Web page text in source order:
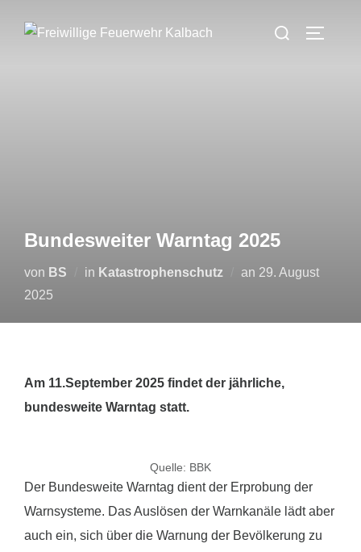
Inhalt
Suchen
Bundesweiter Warntag 2025
von BS in Katastrophenschutz an Veröffentlicht
29. August
2025
Am 11.September 2025 findet der jährliche,
bundesweite Warntag statt.
Quelle: BBK
Der Bundesweite Warntag dient der Erprobung der
Warnsysteme. Das Auslösen der Warnkanäle lädt aber
auch ein, sich über die Warnung der Bevölkerung zu